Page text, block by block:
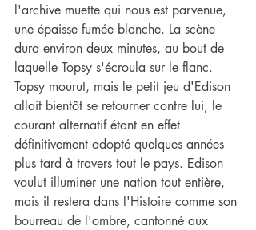
l'archive muette qui nous est parvenue,
une épaisse fumée blanche. La scène
dura environ deux minutes, au bout de
laquelle Topsy s'écroula sur le flanc.
Topsy mourut, mais le petit jeu d'Edison
allait bientôt se retourner contre lui, le
courant alternatif étant en effet
définitivement adopté quelques années
plus tard à travers tout le pays. Edison
voulut illuminer une nation tout entière,
mais il restera dans l'Histoire comme son
bourreau de l'ombre, cantonné aux